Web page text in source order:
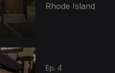
Rhode Island
Ep. 4